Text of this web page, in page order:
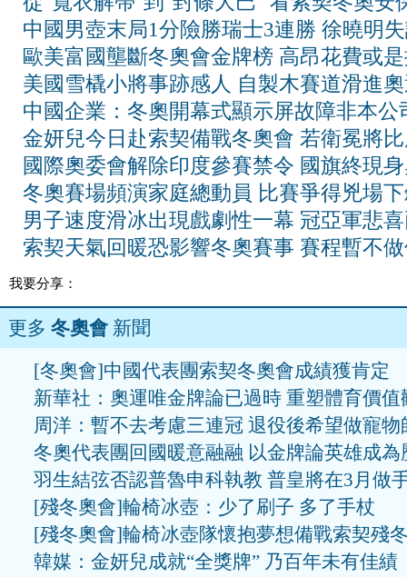
中國男壺末局1分險勝瑞士3連勝 徐曉明
歐美富國壟斷冬奧會金牌榜 高昂花費或
美國雪橇小將事跡感人 自製木賽道滑進
中國企業：冬奧開幕式顯示屏故障非本公
金妍兒今日赴索契備戰冬奧會 若衛冕將
國際奧委會解除印度參賽禁令 國旗終現
冬奧賽場頻演家庭總動員 比賽爭得兇場
男子速度滑冰出現戲劇性一幕 冠亞軍悲
索契天氣回暖恐影響冬奧賽事 賽程暫不
我要分享：
更多 冬奧會新聞
[冬奧會]中國代表團索契冬奧會成績獲肯定
新華社：奧運唯金牌論已過時 重塑體育價值
周洋：暫不去考慮三連冠 退役後希望做寵物
冬奧代表團回國暖意融融 以金牌論英雄成為
羽生結弦否認普魯申科執教 普皇將在3月做
[殘冬奧會]輪椅冰壺：少了刷子 多了手杖
[殘冬奧會]輪椅冰壺隊懷抱夢想備戰索契殘
韓媒：金妍兒成就“全獎牌” 乃百年未有佳績